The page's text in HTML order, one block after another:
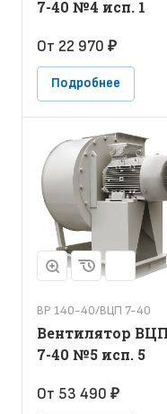
7-40 №4 исп. 1
От 22 970 ₽
Подробнее
ВР 140-40/ВЦП 7-40
Вентилятор
7-40 №5 исп. 5
От 53 490 ₽